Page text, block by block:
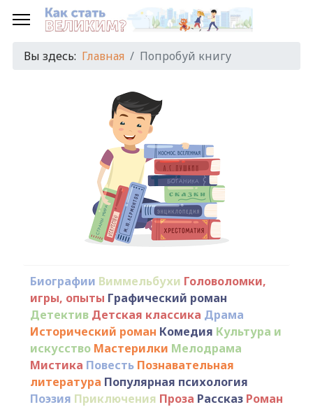
Вы здесь: Главная Попробуй книгу
Биографии Виммельбухи Головоломки,
игры, опыты Графический роман
Детектив Детская классика Драма
Исторический роман Комедия Культура и
искусство Мастерилки Мелодрама
Мистика Повесть Познавательная
литература Популярная психология
Поэзия Приключения Проза Рассказ Роман